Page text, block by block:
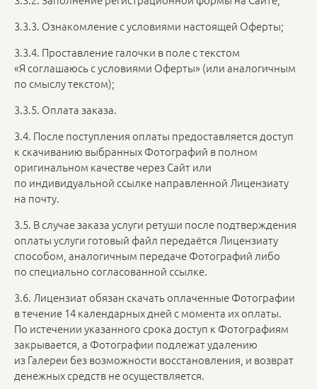
3.3.3. Ознакомление с условиями настоящей Оферты;
3.3.4. Проставление галочки в поле с текстом
«Я соглашаюсь с условиями Оферты» (или аналогичным
по смыслу текстом);
3.3.5. Оплата заказа.
3.4. После поступления оплаты предоставляется доступ
к скачиванию выбранных Фотографий в полном
оригинальном качестве через Сайт или
по индивидуальной ссылке направленной Лицензиату
на почту.
3.5. В случае заказа услуги ретуши после подтверждения
оплаты услуги готовый файл передаётся Лицензиату
способом, аналогичным передаче Фотографий либо
по специально согласованной ссылке.
3.6. Лицензиат обязан скачать оплаченные Фотографии
в течение 14 календарных дней с момента их оплаты.
По истечении указанного срока доступ к Фотографиям
закрывается, а Фотографии подлежат удалению
из Галереи без возможности восстановления, и возврат
денежных средств не осуществляется.